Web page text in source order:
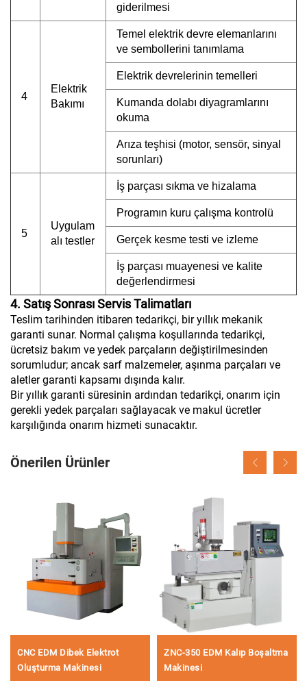
giderilmesi
4
Elektrik
Bakımı
Temel elektrik devre elemanlarını
ve sembollerini tanımlama
Elektrik devrelerinin temelleri
Kumanda dolabı diyagramlarını
okuma
Arıza teşhisi (motor, sensör, sinyal
sorunları)
5
Uygulam
alı testler
İş parçası sıkma ve hizalama
Programın kuru çalışma kontrolü
Gerçek kesme testi ve izleme
İş parçası muayenesi ve kalite
değerlendirmesi
4. Satış Sonrası Servis Talimatları
Teslim tarihinden itibaren tedarikçi, bir yıllık mekanik
garanti sunar. Normal çalışma koşullarında tedarikçi,
ücretsiz bakım ve yedek parçaların değiştirilmesinden
sorumludur; ancak sarf malzemeler, aşınma parçaları ve
aletler garanti kapsamı dışında kalır.
Bir yıllık garanti süresinin ardından tedarikçi, onarım için
gerekli yedek parçaları sağlayacak ve makul ücretler
karşılığında onarım hizmeti sunacaktır.
Önerilen Ürünler
CNC EDM Dibek Elektrot
Oluşturma Makinesi
ZNC-350 EDM Kalıp Boşaltma
Makinesi